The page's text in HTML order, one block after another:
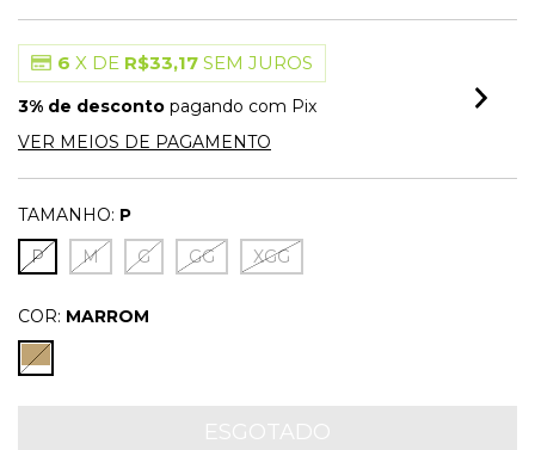
6 X DE R$33,17 SEM JUROS
3% de desconto pagando com Pix
VER MEIOS DE PAGAMENTO
TAMANHO: P
P
M G GG XGG
COR: MARROM